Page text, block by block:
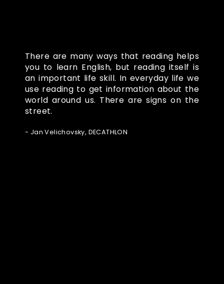
There are many ways that reading helps
you to learn English, but reading itself is
an important life skill. In everyday life we
use reading to get information about the
world around us. There are signs on the
street.
- Jan Velichovsky, DECATHLON